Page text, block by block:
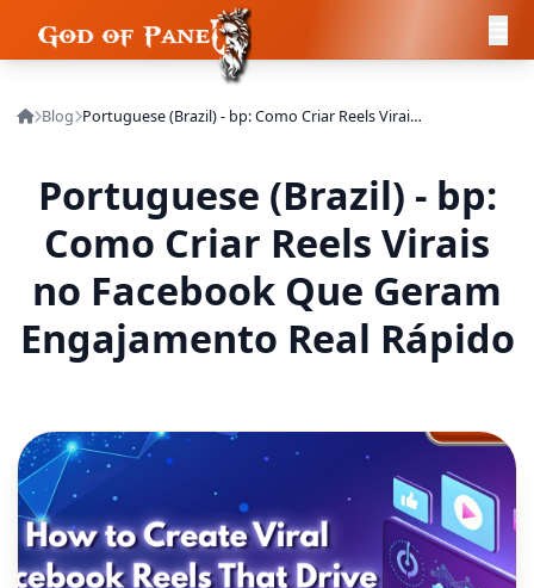
Blog Portuguese (Brazil) - bp: Como Criar Reels Virais no Facebook Que Geram Engajamento Real Rápido
Portuguese (Brazil) - bp:
Como Criar Reels Virais
no Facebook Que Geram
Engajamento Real Rápido